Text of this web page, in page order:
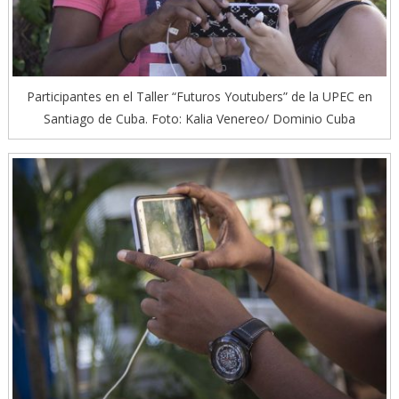
Participantes en el Taller “Futuros Youtubers” de la UPEC en
Santiago de Cuba. Foto: Kalia Venereo/ Dominio Cuba